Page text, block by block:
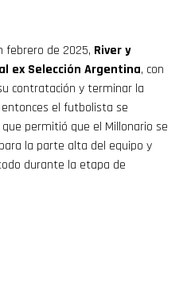
febrero de 2025, River y
ex Selección Argentina, con
contratación y terminar la
el futbolista se
permitió que el Millonario se
la parte alta del equipo y
durante la etapa de